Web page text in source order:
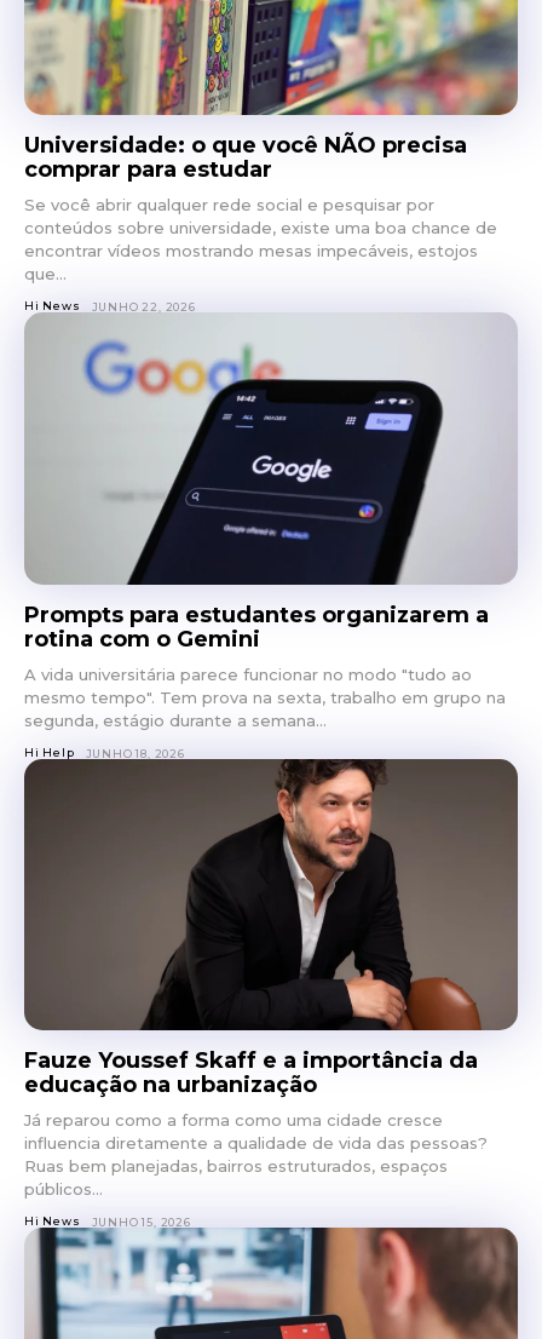
Universidade: o que você NÃO precisa
comprar para estudar
Se você abrir qualquer rede social e pesquisar por
conteúdos sobre universidade, existe uma boa chance de
encontrar vídeos mostrando mesas impecáveis, estojos
que...
Hi News JUNHO 22, 2026
Prompts para estudantes organizarem a
rotina com o Gemini
A vida universitária parece funcionar no modo "tudo ao
mesmo tempo". Tem prova na sexta, trabalho em grupo na
segunda, estágio durante a semana...
Hi Help JUNHO 18, 2026
Fauze Youssef Skaff e a importância da
educação na urbanização
Já reparou como a forma como uma cidade cresce
influencia diretamente a qualidade de vida das pessoas?
Ruas bem planejadas, bairros estruturados, espaços
públicos...
Hi News JUNHO 15, 2026